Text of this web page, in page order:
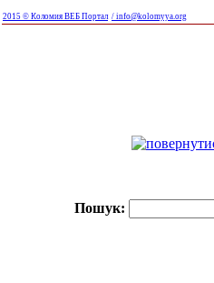
2015 © Коломия ВЕБ Портал / info@kolomyya.org
Пошук: